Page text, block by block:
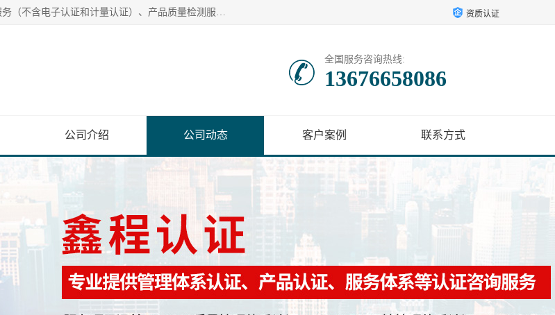
台州鑫程认证有限公司成立于2019年，位于浙江省台州市，专注于提供认证服务（不含电子认证和计量认证）、产品质量检测服务、企业管理咨询以及计算机网络及软件技术咨询。鑫程认证致力于为企业提供专业、*的认证和咨询服务，助力企业提升管理水平和产品质量，推动行业规范化发展。公司以客户需求为导向，凭借专业的团队和丰富的经验，为客户提供量身定制的解决方案，成为值得信赖的合作伙伴。 资质认证
全国服务咨询热线:
13676658086
公司介绍 公司动态 客户案例 联系方式